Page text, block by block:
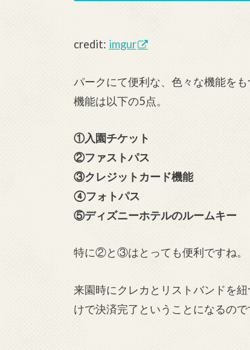
credit: imgur
パークにて便利な、色々な機能を
機能は以下の5点。
①入園チケット
②ファストパス
③クレジットカード機能
④フォトパス
⑤ディズニーホテルのルームキー
特に②と③はとっても便利ですね。
来園時にクレカとリストバンドを
けで決済完了ということになるの